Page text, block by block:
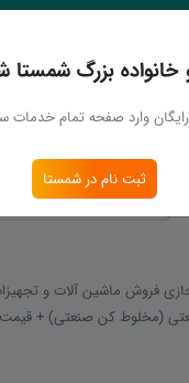
فروش ماشین آلات و
(مخلوط کن صنعتی) + قیمت
بزرگ شمستا
وارد صفحه تمام خدمات
ثبت نام در شمستا